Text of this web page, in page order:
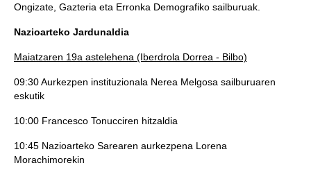
Ongizate, Gazteria eta Erronka Demografiko sailburuak.
Nazioarteko Jardunaldia
Maiatzaren 19a astelehena (Iberdrola Dorrea - Bilbo)
09:30 Aurkezpen instituzionala Nerea Melgosa sailburuaren
eskutik
10:00 Francesco Tonucciren hitzaldia
10:45 Nazioarteko Sarearen aurkezpena Lorena
Morachimorekin